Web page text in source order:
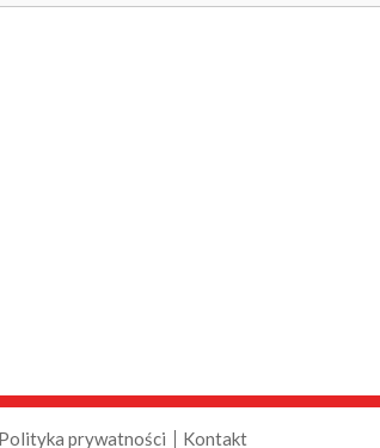
Polityka prywatności Kontakt